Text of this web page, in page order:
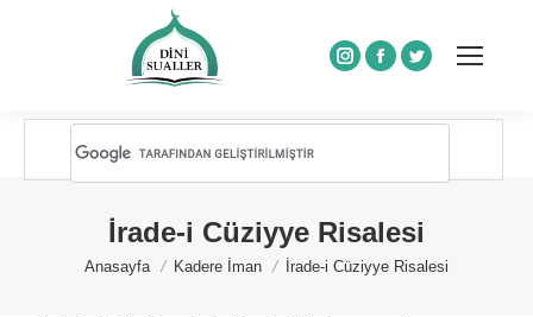
Instagram
Facebook
Twitter
İrade-i Cüziyye Risalesi
You are here:
Anasayfa Kadere İman İrade-i Cüziyye Risalesi